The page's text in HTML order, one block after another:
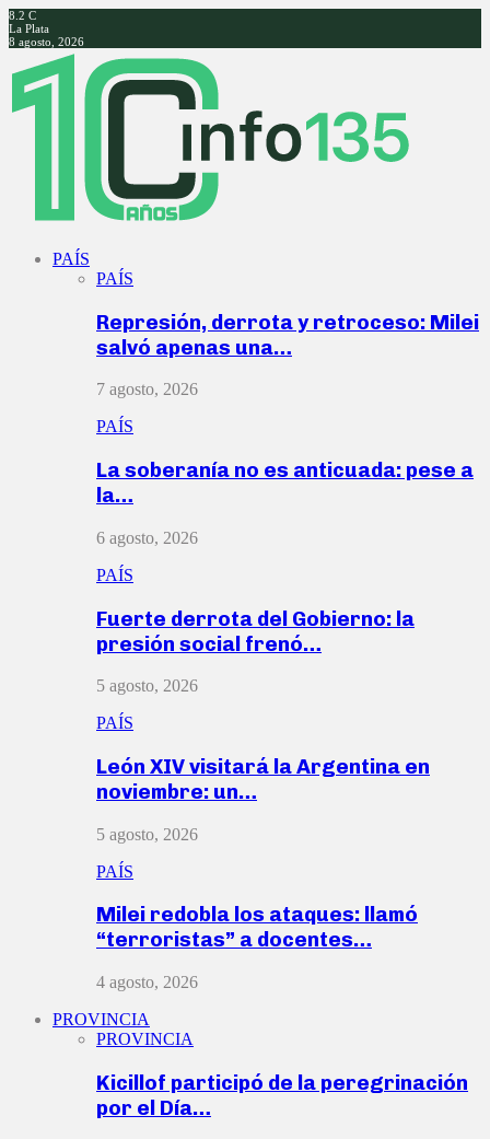
8.2 C
La Plata
8 agosto, 2026
Facebook
Twitter
Instagram
Youtube
PAÍS
PAÍS
Represión, derrota y retroceso: Milei
salvó apenas una…
7 agosto, 2026
PAÍS
La soberanía no es anticuada: pese a
la…
6 agosto, 2026
PAÍS
Fuerte derrota del Gobierno: la
presión social frenó…
5 agosto, 2026
PAÍS
León XIV visitará la Argentina en
noviembre: un…
5 agosto, 2026
PAÍS
Milei redobla los ataques: llamó
“terroristas” a docentes…
4 agosto, 2026
PROVINCIA
PROVINCIA
Kicillof participó de la peregrinación
por el Día…